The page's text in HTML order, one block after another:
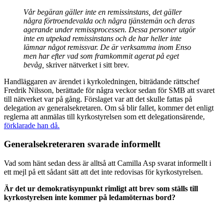
Vår begäran gäller inte en remissinstans, det gäller
några förtroendevalda och några tjänstemän och deras
agerande under remissprocessen. Dessa personer utgör
inte en utpekad remissinstans och de har heller inte
lämnar något remissvar. De är verksamma inom Enso
men har efter vad som framkommit agerat på eget
bevåg, skriver nätverket i sitt brev.
Handläggaren av ärendet i kyrkoledningen, biträdande rättschef
Fredrik Nilsson, berättade för några veckor sedan för SMB att svaret
till nätverket var på gång. Förslaget var att det skulle fattas på
delegation av generalsekretaren. Om så blir fallet, kommer det enligt
reglerna att anmälas till kyrkostyrelsen som ett delegationsärende,
förklarade han då.
Generalsekreteraren svarade informellt
Vad som hänt sedan dess är alltså att Camilla Asp svarat informellt i
ett mejl på ett sådant sätt att det inte redovisas för kyrkostyrelsen.
Är det ur demokratisynpunkt rimligt att brev som ställs till
kyrkostyrelsen inte kommer på ledamöternas bord?